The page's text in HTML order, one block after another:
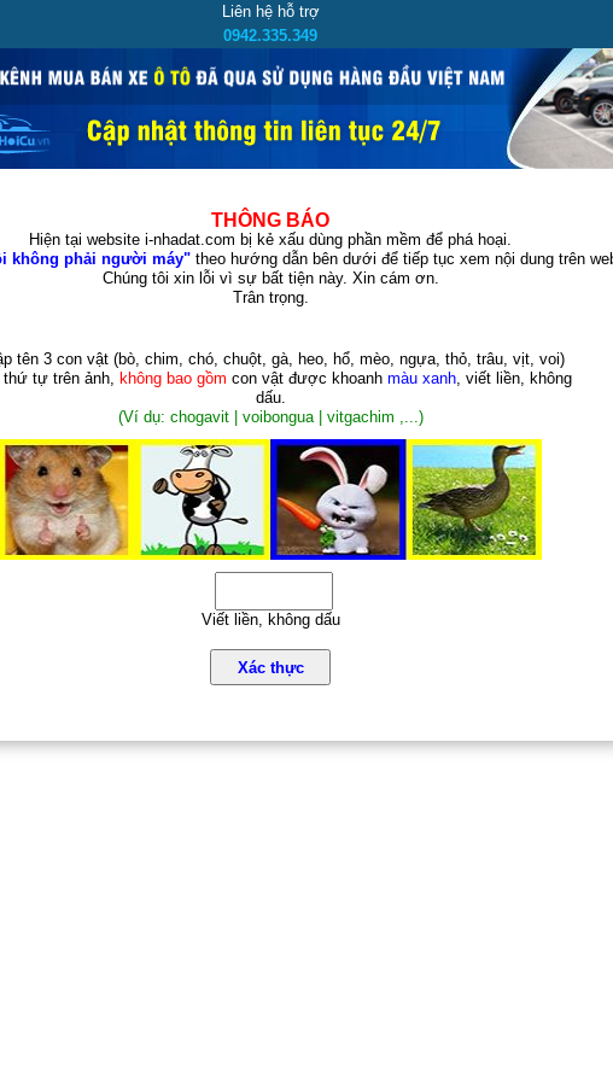
Liên hệ hỗ trợ
0942.335.349
THÔNG BÁO
Hiện tại website i-nhadat.com bị kẻ xấu dùng phần mềm để phá hoại.
không phải người máy"theo hướng dẫn bên dưới để tiếp tục xem nội dung trên
Chúng tôi xin lỗi vì sự bất tiện này. Xin cám ơn.
Trân trọng.
tên 3 con vật (bò, chim, chó, chuột, gà, heo, hổ, mèo, ngựa, thỏ, trâu, vịt, voi)
thứ tự trên ảnh, không bao gồm con vật được khoanh màu xanh, viết liền, không
dấu.
(Ví dụ: chogavit | voibongua | vitgachim ,...)
Viết liền, không dấu
Xác thực